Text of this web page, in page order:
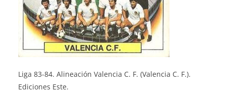
Liga 83-84. Alineación Valencia C. F. (Valencia C. F.).
Ediciones Este.